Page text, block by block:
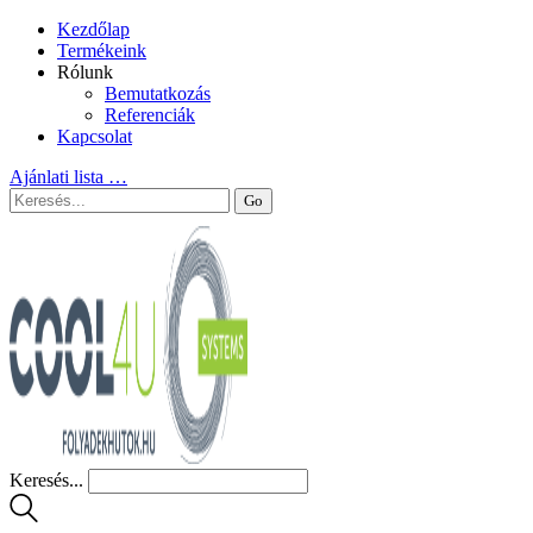
Kezdőlap
Termékeink
Rólunk
Bemutatkozás
Referenciák
Kapcsolat
Ajánlati lista …
Keresés...